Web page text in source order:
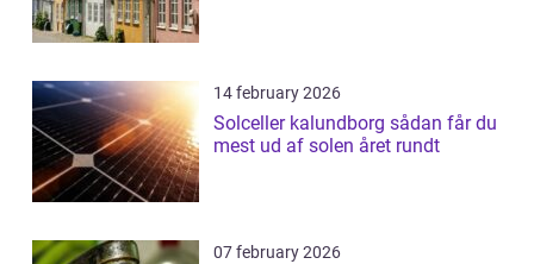
14 february 2026
Solceller kalundborg sådan får du
mest ud af solen året rundt
07 february 2026